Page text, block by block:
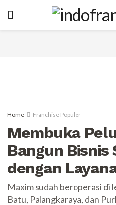
Home Franchise Populer
Membuka
Bangun Bisnis
dengan
Maxim sudah beroperasi di
Batu, Palangkaraya, dan